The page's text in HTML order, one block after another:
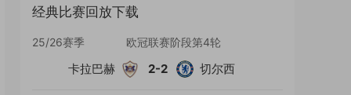
经典比赛回放下载
25/26赛季 欧冠联赛阶段第4轮
卡拉巴赫 2-2 切尔西